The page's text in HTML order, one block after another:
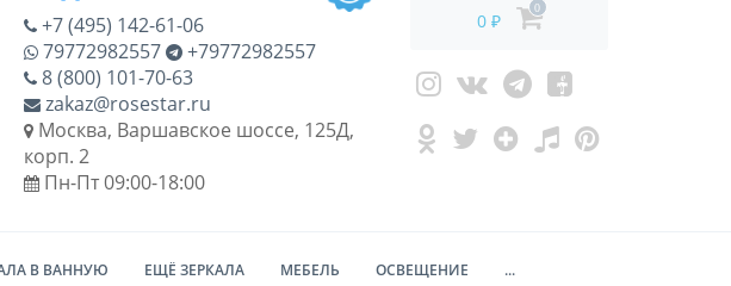
+7 (495) 142-61-06
79772982557
+79772982557
8 (800) 101-70-63
zakaz@rosestar.ru
Москва, Варшавское шоссе, 125Д,
корп. 2
Пн-Пт 09:00-18:00
0 ₽
0
В ВАННУЮ ЕЩЁ ЗЕРКАЛА МЕБЕЛЬ ОСВЕЩЕНИЕ ...